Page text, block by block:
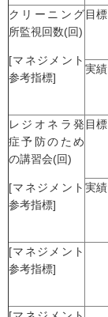
クリーニング
所監視回数(回)
[マネジメント
参考指標]
目標
実績
レジオネラ発
症予防のため
の講習会(回)
[マネジメント
参考指標]
目標
実績
[マネジメント
参考指標]